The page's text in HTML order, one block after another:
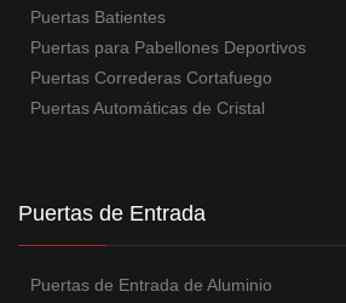
Puertas Batientes
Puertas para Pabellones Deportivos
Puertas Correderas Cortafuego
Puertas Automáticas de Cristal
Puertas de Entrada
Puertas de Entrada de Aluminio